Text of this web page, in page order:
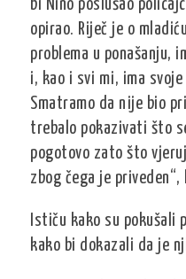
bi Nino poslušao
opirao. Riječ je o
problema u ponašanju,
i, kao i svi mi, ima
Smatramo da nije bio
trebalo pokazivati što
pogotovo zato što
zbog čega je priveden“,
Ističu kako su pokušali
kako bi dokazali da je